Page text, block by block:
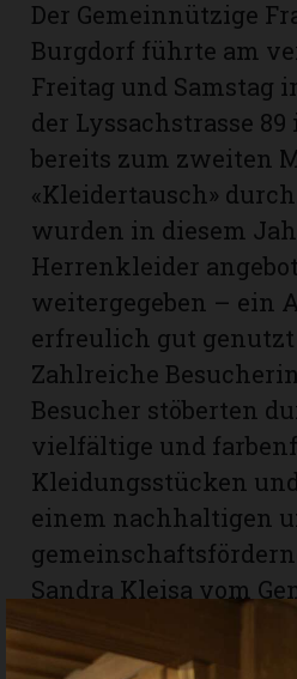
Der Gemeinnützige
Burgdorf führte am
Freitag und Samstag
der Lyssachstrasse
bereits zum zweiten
«Kleidertausch»
wurden in diesem
Herrenkleider
weitergegeben – ein
erfreulich gut genutzt
Zahlreiche
Besucher stöberten
vielfältige und
Kleidungsstücken
einem nachhaltigen
Sandra Kleisa vom
Frauenverein
zufrieden mit dem